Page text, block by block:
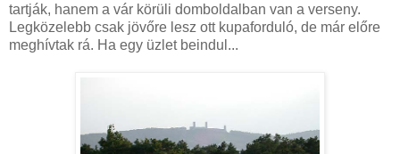
tartják, hanem a vár körüli domboldalban van a verseny.
Legközelebb csak jövőre lesz ott kupaforduló, de már előre
meghívtak rá. Ha egy üzlet beindul...